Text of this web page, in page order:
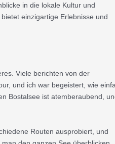
in die lokale Kultur und
einzigartige Erlebnisse und
Viele berichten von der
und ich war begeistert, wie
Bostalsee ist atemberaubend,
Routen ausprobiert, und